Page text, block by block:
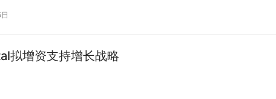
拟增资支持增长战略